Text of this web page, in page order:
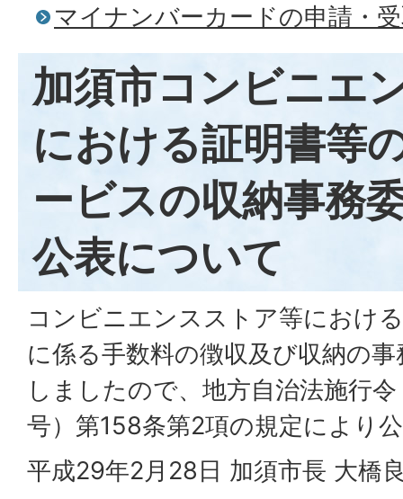
マイナンバーカードの申請・
加須市コンビニエ
における証明書等
ービスの収納事務
公表について
コンビニエンスストア等におけ
に係る手数料の徴収及び収納の
しましたので、地方自治法施行
号）第158条第2項の規定により
平成29年2月28日 加須市長 大橋